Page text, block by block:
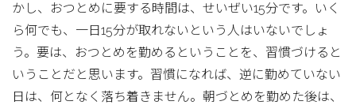
かし、おつとめに要する時間は、せいぜい15分です。いく
ら何でも、一日15分が取れないという人はいないでしょ
う。要は、おつとめを勤めるということを、習慣づけると
いうことだと思います。習慣になれば、逆に勤めていない
日は、何となく落ち着きません。朝づとめを勤めた後は、